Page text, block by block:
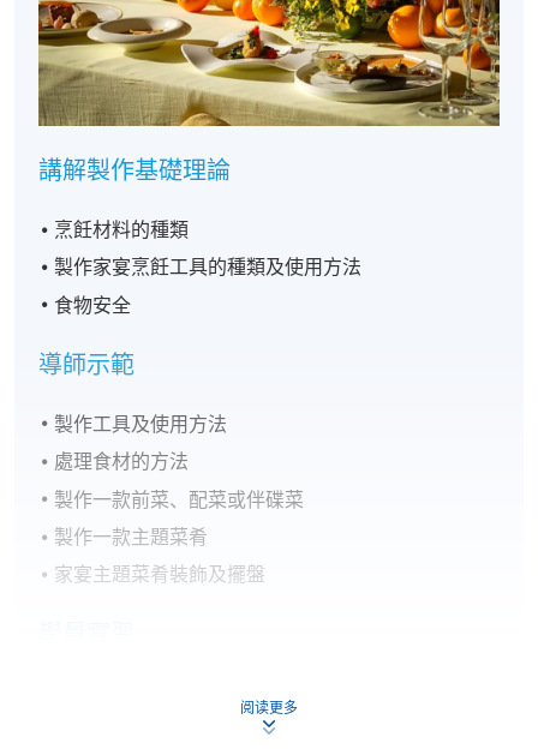
講解製作基礎理論
烹飪材料的種類
製作家宴烹飪工具的種類及使用方法
食物安全
導師示範
製作工具及使用方法
處理食材的方法
製作一款前菜、配菜或伴碟菜
製作一款主題菜肴
家宴主題菜肴裝飾及擺盤
親自處理主題菜肴的食材
阅读更多